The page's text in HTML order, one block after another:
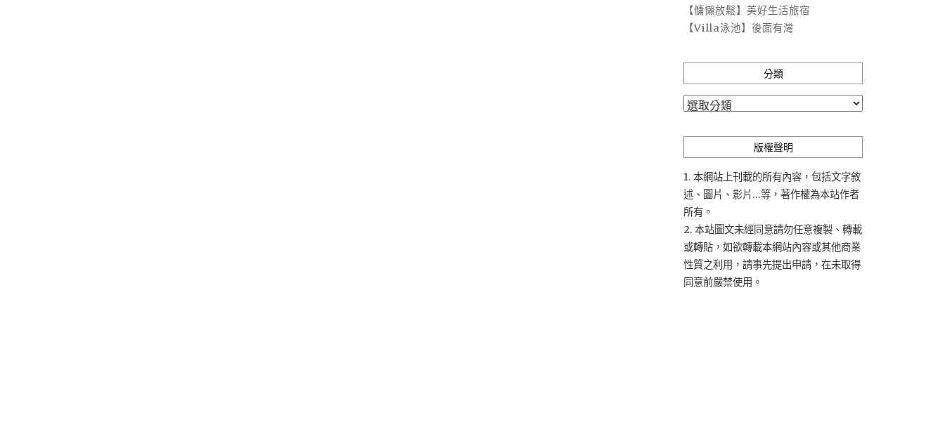
【慵懶放鬆】美好生活旅宿
【Villa泳池】後面有灣
分類
分
版權聲明
1. 本網站上刊載的所有內容，包括文字敘
述、圖片、影片...等，著作權為本站作者
所有。
2. 本站圖文未經同意請勿任意複製、轉載
或轉貼，如欲轉載本網站內容或其他商業
性質之利用，請事先提出申請，在未取得
同意前嚴禁使用。